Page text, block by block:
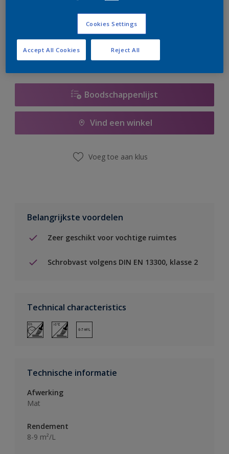
er hard aan om de voorraad aan te vullen.
Boodschappenlijst
Vind een winkel
Voeg toe aan klus
Belangrijkste voordelen
Zeer geschikt voor vochtige ruimtes
Schrobvast volgens DIN EN 13300, klasse 2
Technical characteristics
Technische informatie
Afwerking
Mat
Rendement
8-9 m²/L
Cookies Settings
Reject All
Accept All Cookies